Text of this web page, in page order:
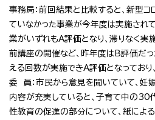
事務局：前回結果と比較すると、新型
ていなかった事業が今年度は実施されて
業がいずれもA評価となり、滞りなく実
前講座の開催など、昨年度はB評価だ
える回数が実施できA評価となっており
委 員：市民から意見を聞いていて、妊
内容が充実していると、子育て中の30
性教育の促進の部分について、紙によ